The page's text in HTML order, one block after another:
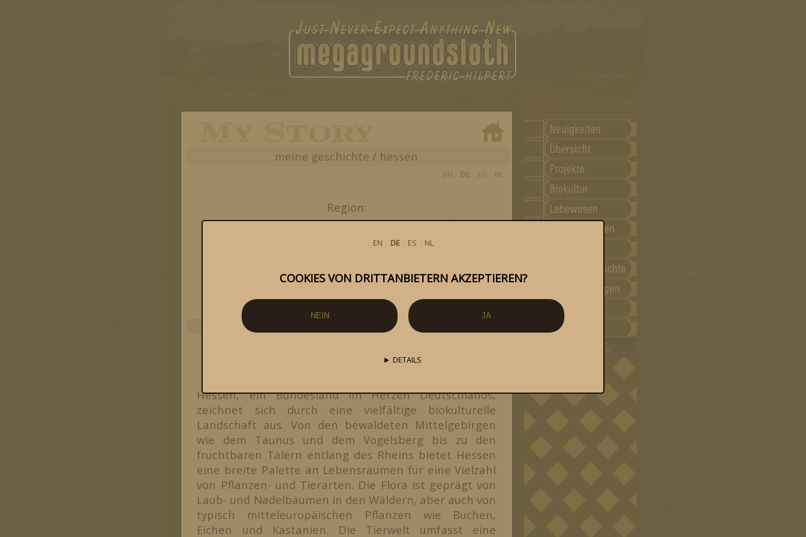
EN DE| ES NL
COOKIES VON DRITTANBIETERN AKZEPTIEREN?
NEIN JA
DETAILS
meine geschichte / hessen
EN DE ES NL
Region:
<<< |1| >>>
Hessen, ein Bundesland im Herzen Deutschlands,
zeichnet sich durch eine vielfältige biokulturelle
Landschaft aus. Von den bewaldeten Mittelgebirgen
wie dem Taunus und dem Vogelsberg bis zu den
fruchtbaren Tälern entlang des Rheins bietet Hessen
eine breite Palette an Lebensräumen für eine Vielzahl
von Pflanzen- und Tierarten. Die Flora ist geprägt von
Laub- und Nadelbäumen in den Wäldern, aber auch von
typisch mitteleuropäischen Pflanzen wie Buchen,
Eichen und Kastanien. Die Tierwelt umfasst eine